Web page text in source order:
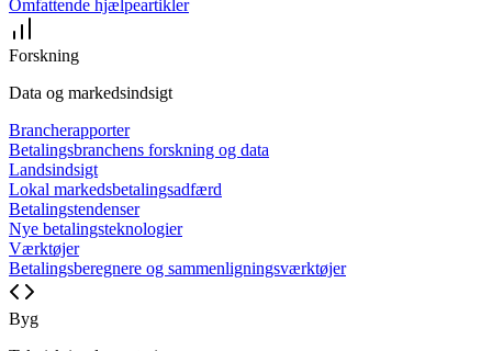
Omfattende hjælpeartikler
Forskning
Data og markedsindsigt
Brancherapporter
Betalingsbranchens forskning og data
Landsindsigt
Lokal markedsbetalingsadfærd
Betalingstendenser
Nye betalingsteknologier
Værktøjer
Betalingsberegnere og sammenligningsværktøjer
Byg